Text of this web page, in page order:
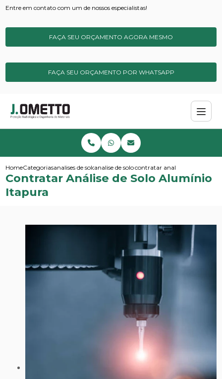
Entre em contato com um de nossos especialistas!
FAÇA SEU ORÇAMENTO AGORA MESMO
FAÇA SEU ORÇAMENTO POR WHATSAPP
HomeCategoriasanalises de solos e sedimentos
analise de solo completacontratar analise de solo
Contratar Análise de Solo Alumínio
Itapura